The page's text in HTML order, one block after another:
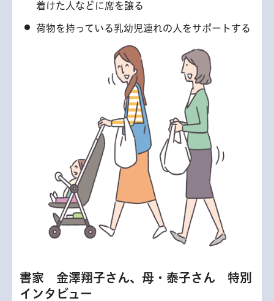
着けた人などに席を譲る
荷物を持っている乳幼児連れの人をサポートする
書家 金澤翔子さん、母・泰子さん 特別
インタビュー